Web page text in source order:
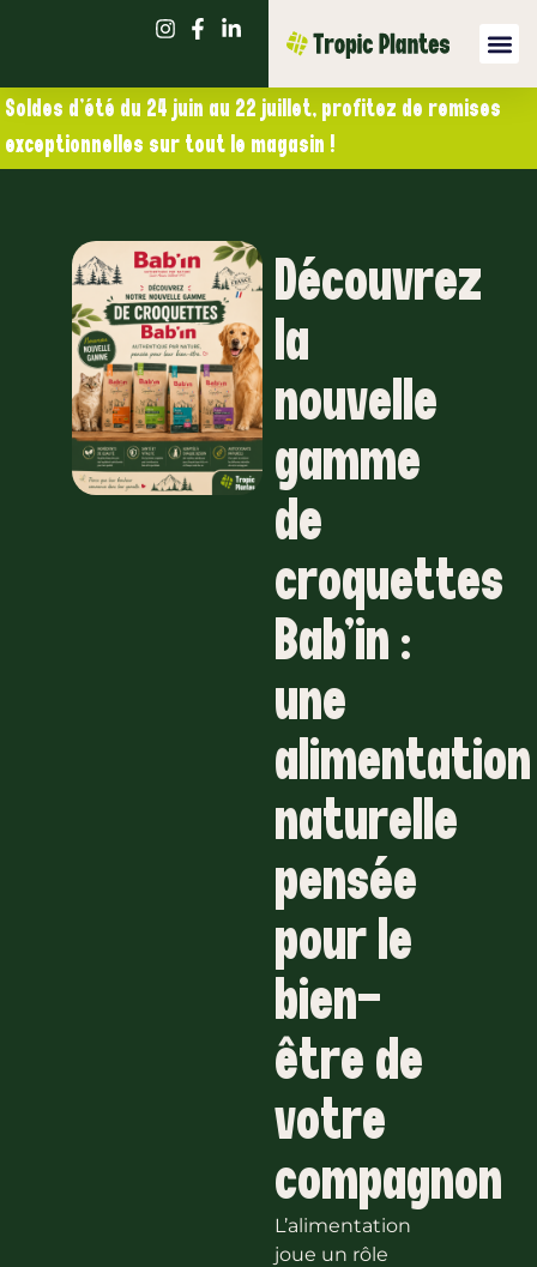
Soldes d’été du 24 juin au 22 juillet, profitez de remises
exceptionnelles sur tout le magasin !
Découvrez
la
nouvelle
gamme
de
croquettes
Bab’in :
une
alimentation
naturelle
pensée
pour le
bien-
être de
votre
compagnon
L’alimentation
joue un rôle